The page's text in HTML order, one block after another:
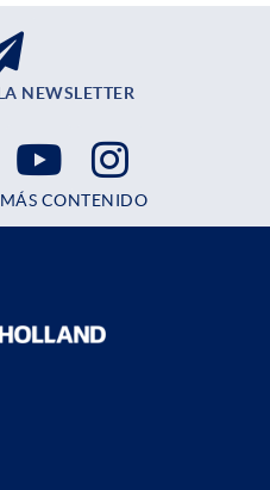
NEWSLETTER
CONTENIDO